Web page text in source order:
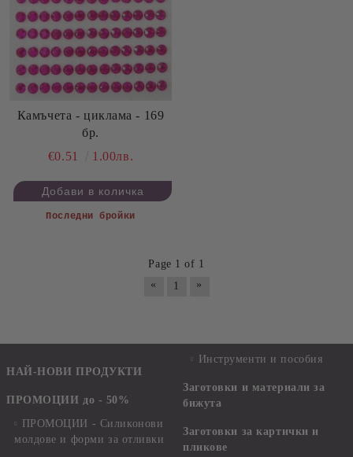
Камъчета - циклама - 169
бр.
€0.51
1.00лв.
Последни бройки
Page 1 of 1
«
1 »
НАЙ-НОВИ ПРОДУКТИ
ПРОМОЦИИ до - 50%
ПРОМОЦИИ - Силиконови
молдове и форми за отливки
Инструменти и пособия
Заготовки и материали за
бижута
Заготовки за картички и
пликове